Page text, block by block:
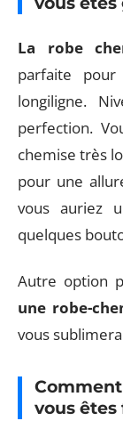
La robe
parfaite
longiligne.
perfection.
chemise très
pour une
vous auriez
quelques
Autre option
une robe-
vous
vous êtes